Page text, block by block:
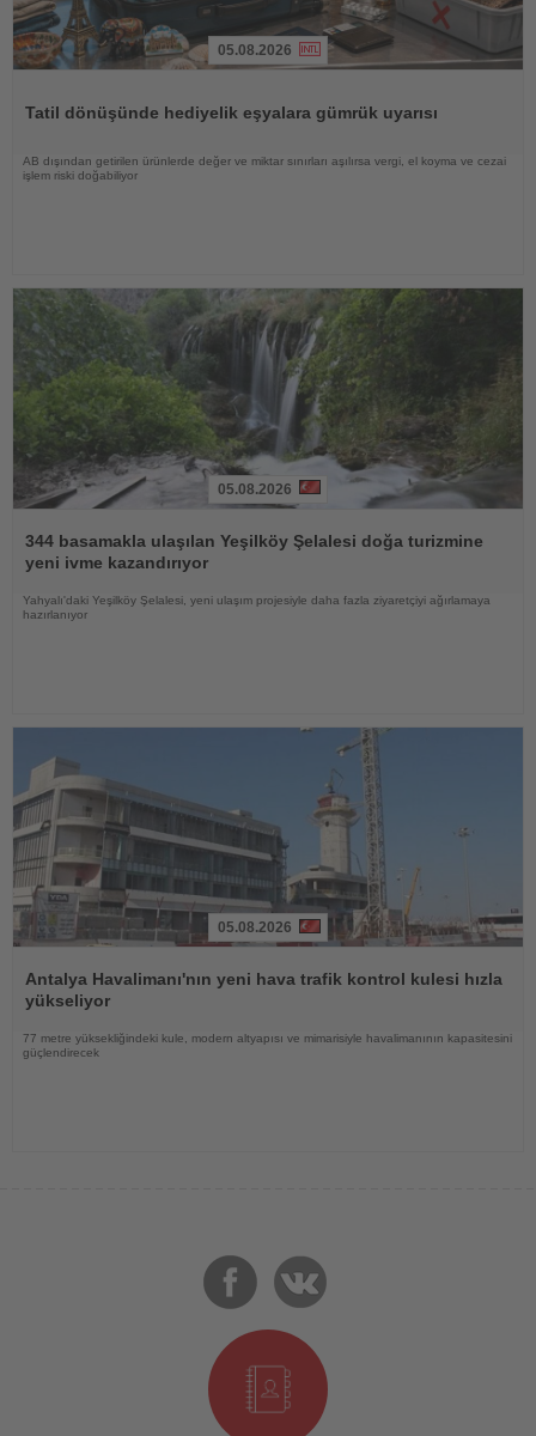
05.08.2026
Tatil dönüşünde hediyelik eşyalara gümrük uyarısı
AB dışından getirilen ürünlerde değer ve miktar sınırları aşılırsa vergi, el koyma ve cezai
işlem riski doğabiliyor
Oku
05.08.2026
344 basamakla ulaşılan Yeşilköy Şelalesi doğa turizmine
yeni ivme kazandırıyor
Yahyalı'daki Yeşilköy Şelalesi, yeni ulaşım projesiyle daha fazla ziyaretçiyi ağırlamaya
hazırlanıyor
Oku
05.08.2026
Antalya Havalimanı'nın yeni hava trafik kontrol kulesi hızla
yükseliyor
77 metre yüksekliğindeki kule, modern altyapısı ve mimarisiyle havalimanının kapasitesini
güçlendirecek